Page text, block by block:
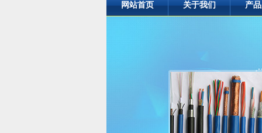
网站首页 关于我们 产